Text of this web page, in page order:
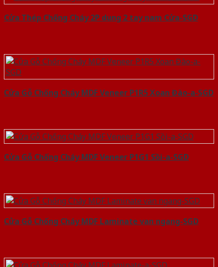
Cửa Thép Chống Cháy 2P dung 2 tay nam Cửa-SGD
Cửa Gỗ Chống Cháy MDF Veneer P1R5 Xoan Đào-a-SGD
Cửa Gỗ Chống Cháy MDF Veneer P1G1 Sồi-a-SGD
Cửa Gỗ Chống Cháy MDF Laminate van ngang-SGD